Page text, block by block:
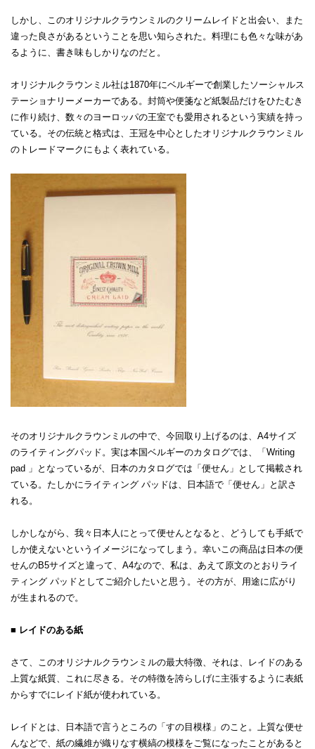
しかし、このオリジナルクラウンミルのクリームレイドと出会い、また
違った良さがあるということを思い知らされた。料理にも色々な味があ
るように、書き味もしかりなのだと。
オリジナルクラウンミル社は1870年にベルギーで創業したソーシャルス
テーショナリーメーカーである。封筒や便箋など紙製品だけをひたむき
に作り続け、数々のヨーロッパの王室でも愛用されるという実績を持っ
ている。その伝統と格式は、王冠を中心としたオリジナルクラウンミル
のトレードマークにもよく表れている。
そのオリジナルクラウンミルの中で、今回取り上げるのは、A4サイズ
のライティングパッド。実は本国ベルギーのカタログでは、「Writing
pad 」となっているが、日本のカタログでは「便せん」として掲載され
ている。たしかにライティング パッドは、日本語で「便せん」と訳さ
れる。
しかしながら、我々日本人にとって便せんとなると、どうしても手紙で
しか使えないというイメージになってしまう。幸いこの商品は日本の便
せんのB5サイズと違って、A4なので、私は、あえて原文のとおりライ
ティング パッドとしてご紹介したいと思う。その方が、用途に広がり
が生まれるので。
■ レイドのある紙
さて、このオリジナルクラウンミルの最大特徴、それは、レイドのある
上質な紙質、これに尽きる。その特徴を誇らしげに主張するように表紙
からすでにレイド紙が使われている。
レイドとは、日本語で言うところの「すの目模様」のこと。上質な便せ
んなどで、紙の繊維が織りなす横縞の模様をご覧になったことがあると